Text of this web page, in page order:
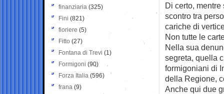
Di certo,
scontro tra
cariche di
Non tutte le
Nella sua
segreta, quella
formigoniani di
della Regione,
Anche qui due
finanziaria (325)
Fini (821)
fioriere (5)
Fitto (27)
Fontana di Trevi (1)
Formigoni (90)
Forza Italia (596)
frana (9)